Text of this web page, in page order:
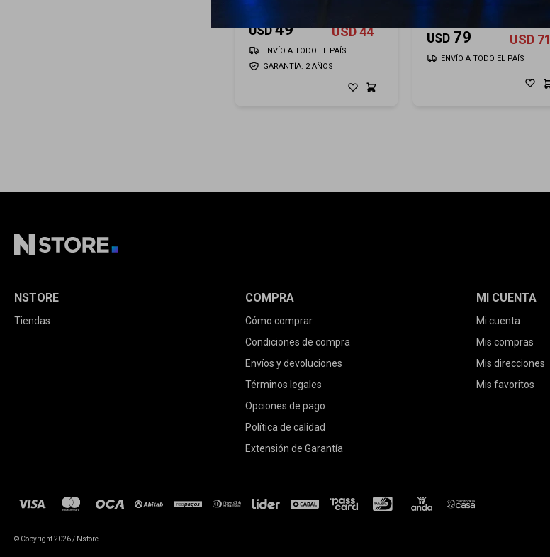
USD 49 USD44
GARANTÍA: 2 AÑOS
ENVÍO A TODO EL PAÍS
USD 79 USD 71
ENVÍO A TODO EL PAÍS
NSTORE
Tiendas
COMPRA
Cómo comprar
Condiciones de compra
Envíos y devoluciones
Términos legales
Opciones de pago
Política de calidad
Extensión de Garantía
MI CUENTA
Mi cuenta
Mis compras
Mis direcciones
Mis favoritos
© Copyright 2026 / Nstore